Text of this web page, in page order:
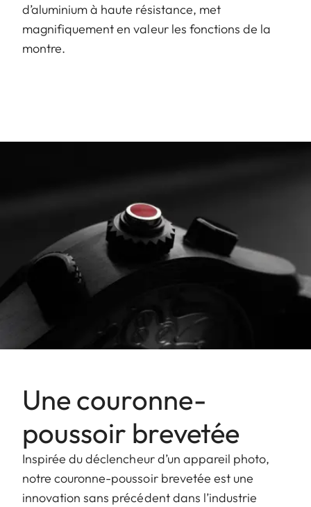
d’aluminium à haute résistance, met
magnifiquement en valeur les fonctions de la
montre.
Une couronne-
poussoir brevetée
Inspirée du déclencheur d’un appareil photo,
notre couronne-poussoir brevetée est une
innovation sans précédent dans l’industrie